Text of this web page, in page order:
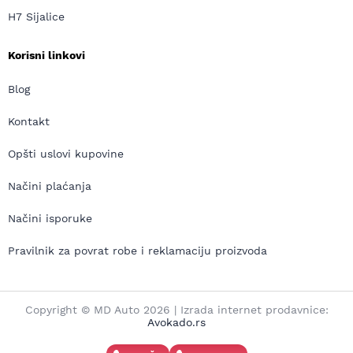
H7 Sijalice
Korisni linkovi
Blog
Kontakt
Opšti uslovi kupovine
Načini plaćanja
Načini isporuke
Pravilnik za povrat robe i reklamaciju proizvoda
Copyright © MD Auto 2026 | Izrada internet prodavnice:
Avokado.rs